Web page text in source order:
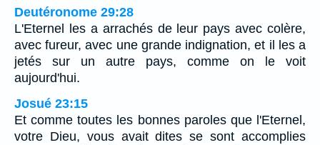
Deutéronome 29:28
L'Eternel les a arrachés de leur pays avec colère,
avec fureur, avec une grande indignation, et il les a
jetés sur un autre pays, comme on le voit
aujourd'hui.
Josué 23:15
Et comme toutes les bonnes paroles que l'Eternel,
votre Dieu, vous avait dites se sont accomplies